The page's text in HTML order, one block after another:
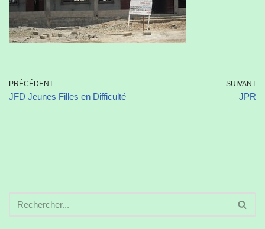
PRÉCÉDENT
JFD Jeunes Filles en Difficulté
SUIVANT
JPR